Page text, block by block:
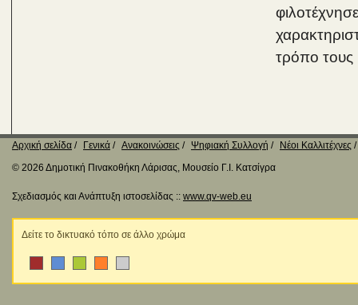
τρόπο τους
Αρχική σελίδα Γενικά Ανακοινώσεις Ψηφιακή Συλλογή
Νέοι Καλλιτέχνες
© 2026 Δημοτική Πινακοθήκη Λάρισας, Μουσείο Γ.Ι. Κατσίγρα
Σχεδιασμός και Ανάπτυξη ιστοσελίδας :: www.qv-web.eu
Δείτε το δικτυακό τόπο σε άλλο χρώμα